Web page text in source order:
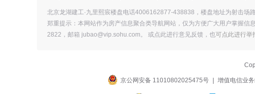
北京龙湖建工·九里熙宸楼盘电话4006162877-438838，楼盘地址为射击场
郑重提示：本网站作为房产信息聚合类导航网站，仅为方便广大用户掌握
2822，邮箱 jubao@vip.sohu.com。 或点此进行意见反馈， 也可点此进行举
京公网安备 11010802025475号 增值电信业